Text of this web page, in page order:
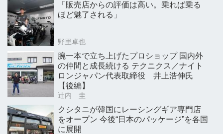
「販売店からの評価は高い。乗れば乗る
ほど魅了される」
野里卓也
腕一本で立ち上げたプロショップ 国内外
の仲間と成長続ける テクニクス／ナイト
ロンジャパン代表取締役 井上浩伸氏
【後編】
辻内 圭
クシタニが韓国にレーシングギア専門店
をオープン 今後“日本のパッケージ”を各国
に展開